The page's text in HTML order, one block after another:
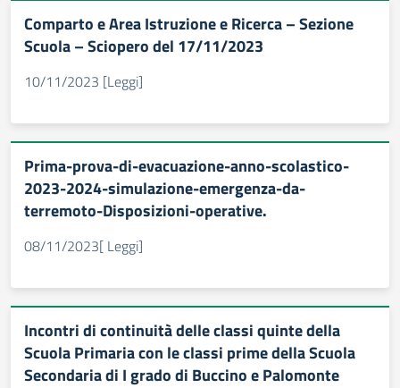
Comparto e Area Istruzione e Ricerca – Sezione
Scuola – Sciopero del 17/11/2023
10/11/2023 [Leggi]
Prima-prova-di-evacuazione-anno-scolastico-
2023-2024-simulazione-emergenza-da-
terremoto-Disposizioni-operative.
08/11/2023[ Leggi]
Incontri di continuità delle classi quinte della
Scuola Primaria con le classi prime della Scuola
Secondaria di I grado di Buccino e Palomonte